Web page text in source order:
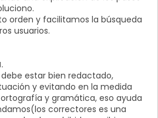
orden y facilitamos la búsqueda
usuarios.
estar bien redactado,
y evitando en la medida
y gramática, eso ayuda
correctores es una